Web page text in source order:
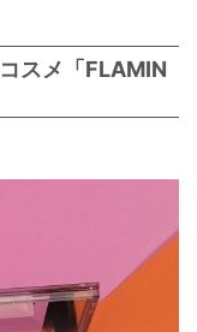
スメ「FLAMIN